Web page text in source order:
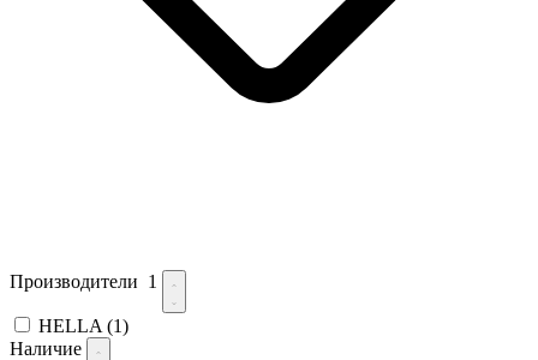
Производители 1
HELLA (1)
Наличие